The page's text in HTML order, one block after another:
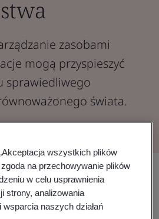
zasobami
mogą przyspieszyć
sprawiedliwego
świata.
Ziemi zależy od dostępu do
wszystkich plików
na przechowywanie plików
w celu usprawnienia
strony, analizowania
naszych działań